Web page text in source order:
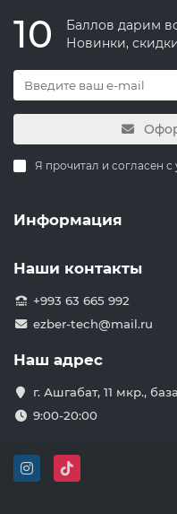
10
Баллов дарим
Новинки,
Я прочитал и согласен с
Информация
Наши контакты
+993 63 665 992
ezber-tech@mail.ru
Наш адрес
г. Ашгабат, 11 мкр.,
9:00-20:00